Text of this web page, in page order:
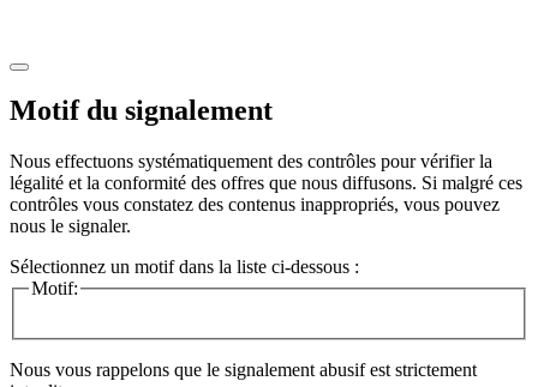
Motif du signalement
Nous effectuons systématiquement des contrôles pour vérifier la
légalité et la conformité des offres que nous diffusons. Si malgré ces
contrôles vous constatez des contenus inappropriés, vous pouvez
nous le signaler.
Sélectionnez un motif dans la liste ci-dessous :
Motif:
Nous vous rappelons que le signalement abusif est strictement